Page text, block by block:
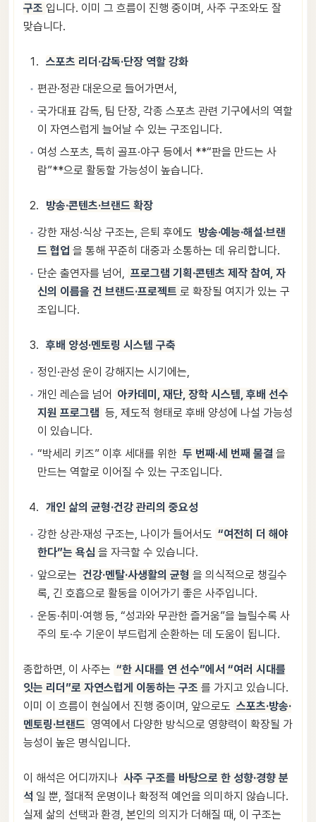
구조 입니다. 이미 그 흐름이 진행 중이며, 사주 구조와도 잘
맞습니다.
스포츠 리더·감독·단장 역할 강화
편관·정관 대운으로 들어가면서,
국가대표 감독, 팀 단장, 각종 스포츠 관련 기구에서의 역할
이 자연스럽게 늘어날 수 있는 구조입니다.
여성 스포츠, 특히 골프·야구 등에서 **“판을 만드는 사
람”**으로 활동할 가능성이 높습니다.
방송·콘텐츠·브랜드 확장
강한 재성·식상 구조는, 은퇴 후에도 방송·예능·해설·브랜
드 협업 을 통해 꾸준히 대중과 소통하는 데 유리합니다.
단순 출연자를 넘어, 프로그램 기획·콘텐츠 제작 참여, 자
신의 이름을 건 브랜드·프로젝트 로 확장될 여지가 있는 구
조입니다.
후배 양성·멘토링 시스템 구축
정인·관성 운이 강해지는 시기에는,
개인 레슨을 넘어 아카데미, 재단, 장학 시스템, 후배 선수
지원 프로그램 등, 제도적 형태로 후배 양성에 나설 가능성
이 있습니다.
“박세리 키즈” 이후 세대를 위한 두 번째·세 번째 물결 을
만드는 역할로 이어질 수 있는 구조입니다.
개인 삶의 균형·건강 관리의 중요성
강한 상관·재성 구조는, 나이가 들어서도 “여전히 더 해야
한다”는 욕심 을 자극할 수 있습니다.
앞으로는 건강·멘탈·사생활의 균형 을 의식적으로 챙길수
록, 긴 호흡으로 활동을 이어가기 좋은 사주입니다.
운동·취미·여행 등, “성과와 무관한 즐거움”을 늘릴수록 사
주의 토·수 기운이 부드럽게 순환하는 데 도움이 됩니다.
종합하면, 이 사주는 “한 시대를 연 선수”에서 “여러 시대를
잇는 리더”로 자연스럽게 이동하는 구조 를 가지고 있습니다.
이미 이 흐름이 현실에서 진행 중이며, 앞으로도 스포츠·방송·
멘토링·브랜드 영역에서 다양한 방식으로 영향력이 확장될 가
능성이 높은 명식입니다.
이 해석은 어디까지나 사주 구조를 바탕으로 한 성향·경향 분
석 일 뿐, 절대적 운명이나 확정적 예언을 의미하지 않습니다.
실제 삶의 선택과 환경, 본인의 의지가 더해질 때, 이 구조는